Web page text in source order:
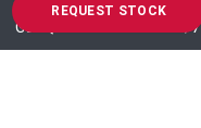
REQUEST STOCK
Got Question? Call us 24/7